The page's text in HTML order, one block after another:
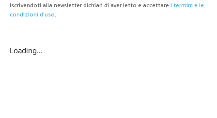
Iscrivendoti alla newsletter dichiari di aver letto e accettare i termini e le
condizioni d'uso.
Loading...